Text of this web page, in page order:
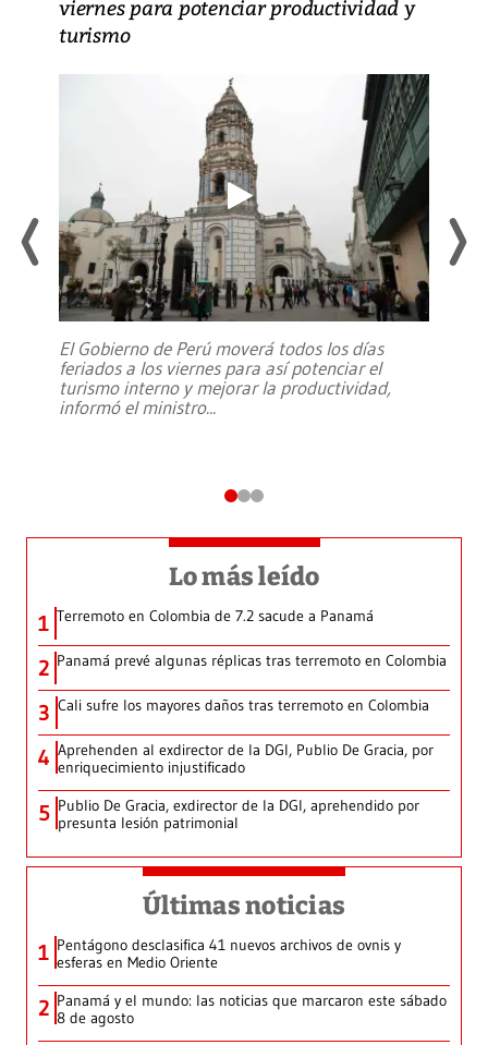
viernes para potenciar productividad y
turismo
El Gobierno de Perú moverá todos los días
feriados a los viernes para así potenciar el
turismo interno y mejorar la productividad,
informó el ministro...
Lo más leído
1 Terremoto en Colombia de 7.2 sacude a Panamá
2 Panamá prevé algunas réplicas tras terremoto en Colombia
3 Cali sufre los mayores daños tras terremoto en Colombia
4 Aprehenden al exdirector de la DGI, Publio De Gracia, por
enriquecimiento injustificado
5 Publio De Gracia, exdirector de la DGI, aprehendido por
presunta lesión patrimonial
Últimas noticias
1 Pentágono desclasifica 41 nuevos archivos de ovnis y
esferas en Medio Oriente
2 Panamá y el mundo: las noticias que marcaron este sábado
8 de agosto